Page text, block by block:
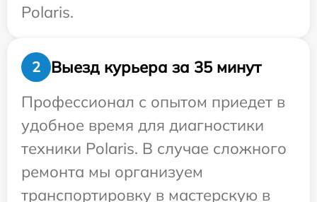
Polaris.
2
Выезд курьера за 35 минут
Профессионал с опытом приедет в
удобное время для диагностики
техники Polaris. В случае сложного
ремонта мы организуем
транспортировку в мастерскую в